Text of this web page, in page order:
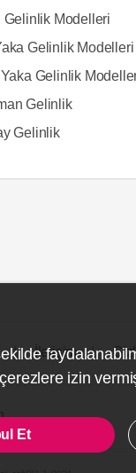
Gelinlik Modelleri
Gelinlik Modelleri
Gelinlik
Gelinlik
Gelinlik
İletişim
izin
Et